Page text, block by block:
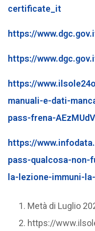
certificate_it
https://
https://
https://
manuali-e-dati-
pass-frena-AEzMUdV
https://
pass-qualcosa-non-
la-lezione-immuni-
Metà di Luglio
https://